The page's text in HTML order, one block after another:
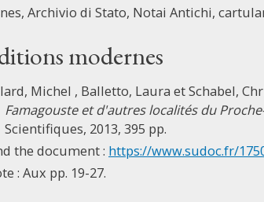
Archivio di Stato, Notai Antichi,
modernes
Michel , Balletto, Laura et Schabel,
Famagouste et d'autres localités du
Scientifiques, 2013, 395 pp.
the document : https://www.sudoc.fr/
: Aux pp. 19-27.